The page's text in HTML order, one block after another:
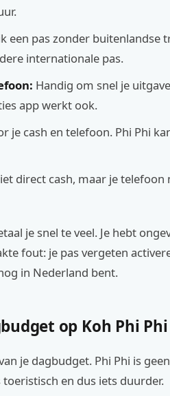
een pas zonder buitenlandse
internationale pas.
Handig om snel je
app werkt ook.
je cash en telefoon. Phi Phi
direct cash, maar je
je snel te veel. Je hebt
fout: je pas vergeten
in Nederland bent.
op Koh Phi Phi
je dagbudget. Phi Phi is
en dus iets duurder.